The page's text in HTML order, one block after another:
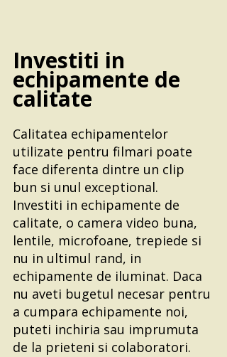
Investiti in
echipamente de
calitate
Calitatea echipamentelor
utilizate pentru filmari poate
face diferenta dintre un clip
bun si unul exceptional.
Investiti in echipamente de
calitate, o camera video buna,
lentile, microfoane, trepiede si
nu in ultimul rand, in
echipamente de iluminat. Daca
nu aveti bugetul necesar pentru
a cumpara echipamente noi,
puteti inchiria sau imprumuta
de la prieteni si colaboratori.